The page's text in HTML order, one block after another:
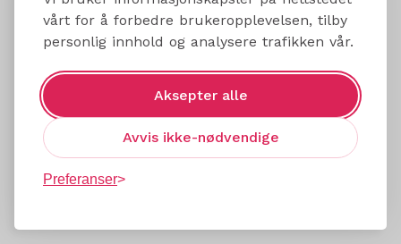
vårt for å forbedre brukeropplevelsen, tilby
personlig innhold og analysere trafikken vår.
Aksepter alle
Avvis ikke-nødvendige
Preferanser